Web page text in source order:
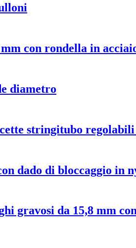
con rondella in
diametro
stringitubo
dado di bloccaggio in
gravosi da 15,8 mm